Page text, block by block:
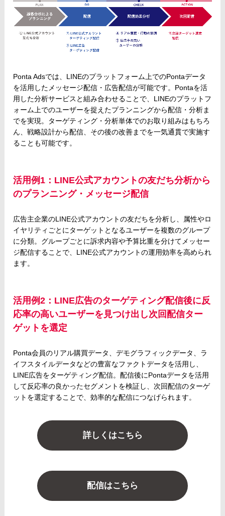
Ponta Adsでは、LINEのプラットフォーム上でのPontaデータ
を活用したメッセージ配信・広告配信が可能です。Pontaを活
用した分析サービスと組み合わせることで、LINEのプラットフ
ォーム上でのユーザーを捉えたプランニングから配信・分析ま
でを実現。ターゲティング・分析単体でのお取り組みはもちろ
ん、戦略設計から配信、その後の改善までを一気通貫で実施す
ることも可能です。
活用例1：LINE公式アカウントの友だち分析から
のプランニング・メッセージ配信
広告主企業のLINE公式アカウントの友だちを分析し、属性やロ
イヤリティごとにターゲットとなるユーザーを複数のグループ
に分類。グループごとに訴求内容や予算比重を分けてメッセー
ジ配信することで、LINE公式アカウントの運用効率を高められ
ます。
活用例2：LINE広告のターゲティング配信後に反
応率の高いユーザーを見つけ出し次回配信ター
ゲットを選定
Ponta会員のリアル購買データ、デモグラフィックデータ、ラ
イフスタイルデータなどの豊富なファクトデータを活用し、
LINE広告をターゲティング配信。配信後にPontaデータを活用
して反応率の良かったセグメントを検証し、次回配信のターゲ
ットを選定することで、効率的な配信につなげられます。
詳しくはこちら
配信はこちら